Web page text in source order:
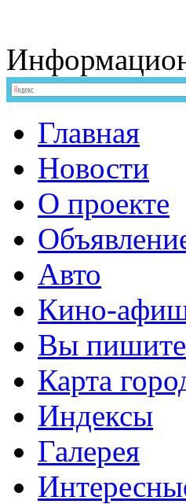
Главная
Новости
О проекте
Авто
Кино-
Вы пишите
Карта
Индексы
Галерея